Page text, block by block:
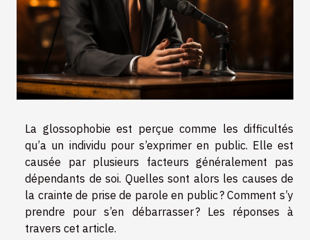
La glossophobie est perçue comme les difficultés
qu’a un individu pour s’exprimer en public. Elle est
causée par plusieurs facteurs généralement pas
dépendants de soi. Quelles sont alors les causes de
la crainte de prise de parole en public ? Comment s’y
prendre pour s’en débarrasser ? Les réponses à
travers cet article.